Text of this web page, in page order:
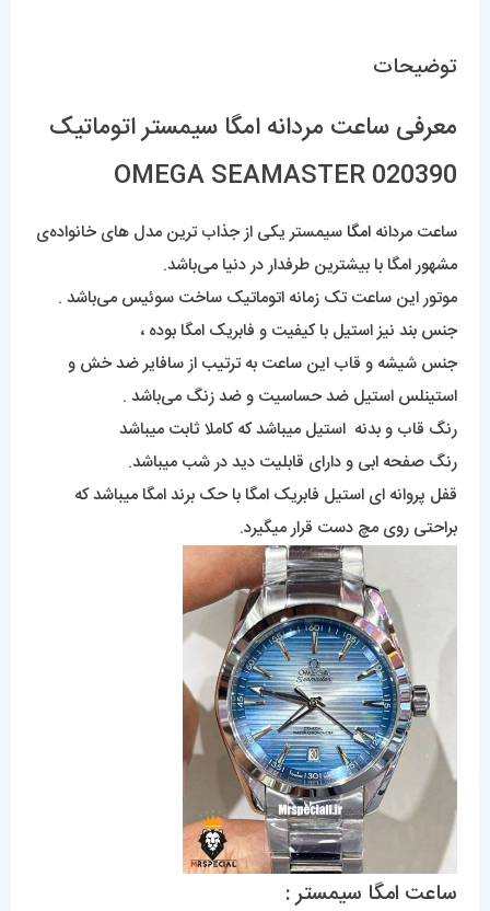
توضیحات
معرفی ساعت مردانه امگا سیمستر اتوماتیک
OMEGA SEAMASTER 020390
ساعت مردانه امگا سیمستر یکی از جذاب ترین مدل های خانواده‌ی
مشهور امگا با بیشترین طرفدار در دنیا می‌باشد.
موتور این ساعت تک زمانه اتوماتیک ساخت سوئیس می‌باشد .
جنس بند نیز استیل با کیفیت و فابریک امگا بوده ،
جنس شیشه و قاب این ساعت به ترتیب از سافایر ضد خش و
استینلس استیل ضد حساسیت و ضد زنگ می‌باشد .
رنگ قاب و بدنه استیل میباشد که کاملا ثابت میباشد
رنگ صفحه ابی و دارای قابلیت دید در شب میباشد.
قفل پروانه ای استیل فابریک امگا با حک برند امگا میباشد که
براحتی روی مچ دست قرار میگیرد.
ساعت امگا سیمستر :